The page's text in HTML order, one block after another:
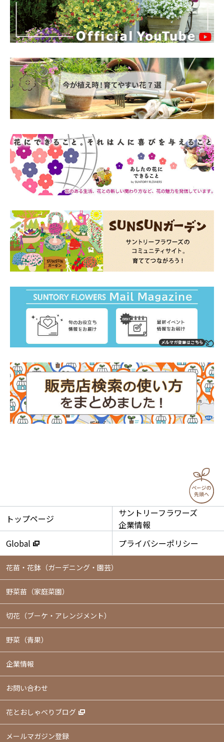
トップページ
サントリーフラワーズ
企業情報
Global
プライバシーポリシー
花苗・花鉢 （ガーデニング・園芸）
野菜苗（家庭菜園）
切花（ブーケ・アレンジメント）
野菜（青果）
企業情報
お問い合わせ
花とおしゃべりブログ
メールマガジン登録